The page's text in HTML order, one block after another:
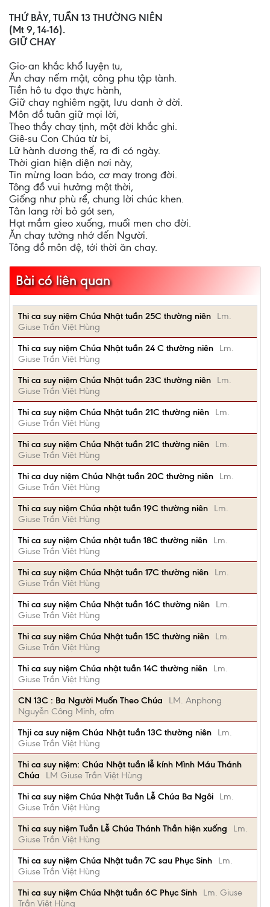
THỨ BẢY, TUẦN 13 THƯỜNG NIÊN
(Mt 9, 14-16).
GIỮ CHAY
Gio-an khắc khổ luyện tu,
Ăn chay nếm mật, công phu tập tành.
Tiền hô tu đạo thực hành,
Giữ chay nghiêm ngặt, lưu danh ở đời.
Môn đồ tuân giữ mọi lời,
Theo thầy chay tịnh, một đời khắc ghi.
Giê-su Con Chúa từ bi,
Lữ hành dương thế, ra đi có ngày.
Thời gian hiện diện nơi này,
Tin mừng loan báo, cơ may trong đời.
Tông đồ vui hưởng một thời,
Giống như phù rể, chung lời chúc khen.
Tân lang rời bỏ gót sen,
Hạt mầm gieo xuống, muối men cho đời.
Ăn chay tưởng nhớ đến Người.
Tông đồ môn đệ, tới thời ăn chay.
Bài có liên quan
Thi ca suy niệm Chúa Nhật tuần 25C thường niên
Lm.
Giuse Trần Việt Hùng
Thi ca suy niệm Chúa Nhật tuần 24 C thường niên
Lm.
Giuse Trần Việt Hùng
Thi ca suy niệm Chúa Nhật tuần 23C thường niên
Lm.
Giuse Trần Việt Hùng
Thi ca suy niệm Chúa Nhật tuần 21C thường niên
Lm.
Giuse Trần Việt Hùng
Thi ca suy niệm Chúa Nhật tuần 21C thường niên
Lm.
Giuse Trần Việt Hùng
Thi ca duy niệm Chúa Nhật tuần 20C thường niên
Lm.
Giuse Trần Việt Hùng
Thi ca suy niệm Chúa nhật tuần 19C thường niên
Lm.
Giuse Trần Việt Hùng
Thi ca suy niệm Chúa nhật tuần 18C thường niên
Lm.
Giuse Trần Việt Hùng
Thi ca suy niệm Chúa Nhật tuần 17C thường niên
Lm.
Giuse Trần Việt Hùng
Thi ca suy niệm Chúa Nhật tuần 16C thường niên
Lm.
Giuse Trần Việt Hùng
Thi ca suy niệm Chúa Nhật tuần 15C thường niên
Lm.
Giuse Trần Việt Hùng
Thi ca suy niệm Chúa nhật tuần 14C thường niên
Lm.
Giuse Trần Việt Hùng
CN 13C : Ba Người Muốn Theo Chúa
LM. Anphong
Nguyễn Công Minh, ofm
Thji ca suy niệm Chúa Nhật tuần 13C thường niên
Lm.
Giuse Trần Việt Hùng
Thi ca suy niệm: Chúa Nhật tuần lễ kính Mình Máu Thánh
Chúa
LM Giuse Trần Việt Hùng
Thi ca suy niệm Chúa Nhật Tuần Lễ Chúa Ba Ngôi
Lm.
Giuse Trần Việt Hùng
Thi ca suy niệm Tuần Lễ Chúa Thánh Thần hiện xuống
Lm.
Giuse Trần Việt Hùng
Thi ca suy niệm Chúa Nhật tuần 7C sau Phục Sinh
Lm.
Giuse Trần Việt Hùng
Thi ca suy niệm Chúa Nhật tuần 6C Phục Sinh
Lm. Giuse
Trần Việt Hùng